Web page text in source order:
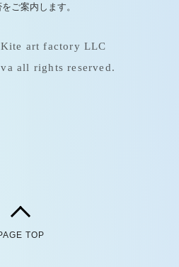
ご案内します。
art factory LLC
all rights reserved.
TOP